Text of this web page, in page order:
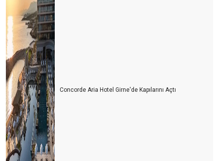
Concorde Aria Hotel Girne'de Kapılarını Açtı